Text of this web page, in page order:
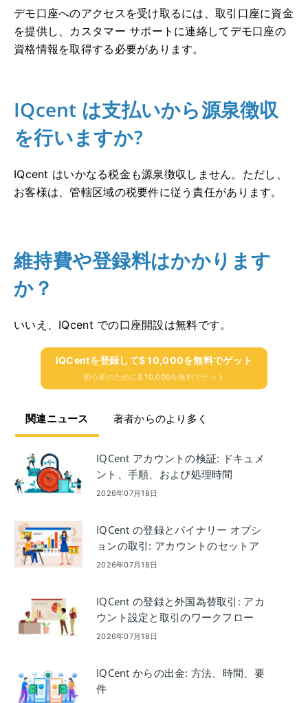
デモ口座へのアクセスを受け取るには、取引口座に資金
を提供し、カスタマー サポートに連絡してデモ口座の
資格情報を取得する必要があります。
IQcent は支払いから源泉徴収
を行いますか?
IQcent はいかなる税金も源泉徴収しません。 ただし、
お客様は、管轄区域の税要件に従う責任があります。
維持費や登録料はかかります
か？
いいえ、IQcent での口座開設は無料です。
IQCentを登録して$ 10,000を無料でゲット
初心者のために$ 10,000を無料でゲット
関連ニュース 著者からのより多く
IQCent アカウントの検証: ドキュメ
ント、手順、および処理時間
2026年07月18日
IQCent の登録とバイナリー オプシ
ョンの取引: アカウントのセットア
ップと取引
2026年07月18日
IQCent の登録と外国為替取引: アカ
ウント設定と取引のワークフロー
2026年07月18日
IQCent からの出金: 方法、時間、要
件